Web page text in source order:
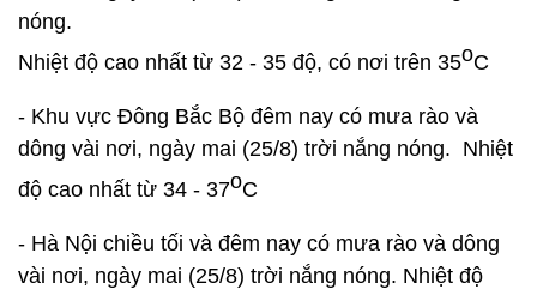
nóng.
Nhiệt độ cao nhất từ 32 - 35 độ, có nơi trên 35oC
- Khu vực Đông Bắc Bộ đêm nay có mưa rào và
dông vài nơi, ngày mai (25/8) trời nắng nóng. Nhiệt
độ cao nhất từ 34 - 37oC
- Hà Nội chiều tối và đêm nay có mưa rào và dông
vài nơi, ngày mai (25/8) trời nắng nóng. Nhiệt độ